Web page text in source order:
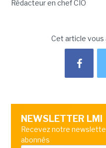
Rédacteur en chef CIO
Cet article vous
NEWSLETTER LMI
Recevez notre
abonnés